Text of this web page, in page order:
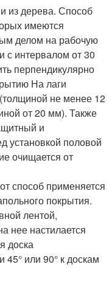
из дерева. Способ
имеются
делом на рабочую
с интервалом от 30
перпендикулярно
На лаги
не менее 12
от 20 мм). Также
и
установкой половой
очищается от
способ применяется
покрытия.
лентой,
нее настилается
доска
45° или 90° к доскам